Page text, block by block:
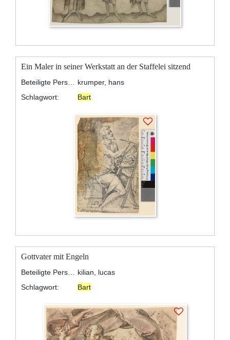
Ein Maler in seiner Werkstatt an der Staffelei sitzend
krumper, hans
Schlagwort:
Bart
Gottvater mit Engeln
kilian, lucas
Schlagwort:
Bart